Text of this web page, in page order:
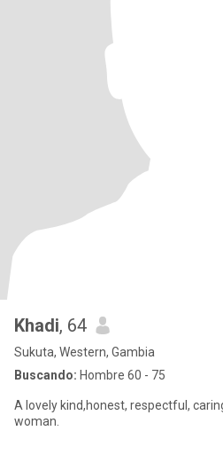
Khadi, 64
Sukuta, Western, Gambia
Buscando: Hombre 60 - 75
A lovely kind,honest, respectful,
woman.